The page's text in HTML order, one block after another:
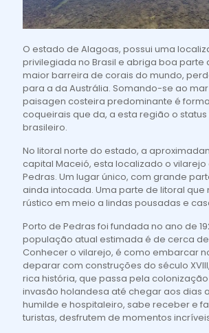
O estado de Alagoas, possui uma
privilegiada no Brasil e abriga boa parte
maior barreira de corais do mundo,
para a da Austrália. Somando-se ao
paisagen costeira predominante é
coqueirais que da, a esta região o
brasileiro.
No litoral norte do estado, a
capital Maceió, esta localizado o vilarejo
Pedras. Um lugar único, com grande
ainda intocada. Uma parte de litoral que
rústico em meio a lindas pousadas e
Porto de Pedras foi fundada no ano de
população atual estimada é de cerca de
Conhecer o vilarejo, é como embarcar
deparar com construções do século
rica história, que passa pela
invasão holandesa até chegar aos dias
humilde e hospitaleiro, sabe receber e
turistas, desfrutem de momentos